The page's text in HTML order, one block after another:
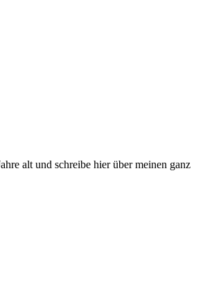
alt und schreibe hier über meinen ganz